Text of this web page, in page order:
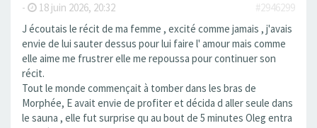
- 18 juin 2026, 20:32
#2946299
J écoutais le récit de ma femme , excité comme jamais , j'avais
envie de lui sauter dessus pour lui faire l' amour mais comme
elle aime me frustrer elle me repoussa pour continuer son
récit.
Tout le monde commençait à tomber dans les bras de
Morphée, E avait envie de profiter et décida d aller seule dans
le sauna , elle fut surprise qu au bout de 5 minutes Oleg entra